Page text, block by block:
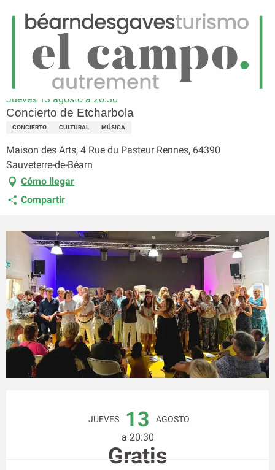
Menú
Página principal Concierto de Etcharbola
Jueves 13 agosto a 20:30
Concierto de Etcharbola
CONCIERTO CULTURAL MÚSICA
Maison des Arts, 4 Rue du Pasteur Rennes, 64390
Sauveterre-de-Béarn
Cómo llegar
Compartir
JUEVES 13 AGOSTO
a 20:30
Gratis